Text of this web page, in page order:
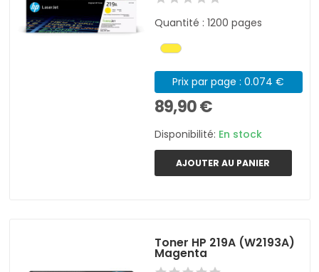
Quantité : 1200 pages
Prix par page : 0.074 €
89,90 €
Disponibilité: En stock
AJOUTER AU PANIER
Toner HP 219A (W2193A)
Magenta